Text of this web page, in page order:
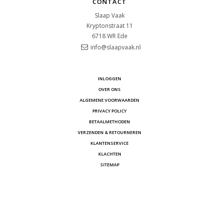
Slaap Vaak
Kryptonstraat 11
6718 WR Ede
info@slaapvaak.nl
INLOGGEN
OVER ONS
ALGEMENE VOORWAARDEN
PRIVACY POLICY
BETAALMETHODEN
VERZENDEN & RETOURNEREN
KLANTENSERVICE
KLACHTEN
SITEMAP